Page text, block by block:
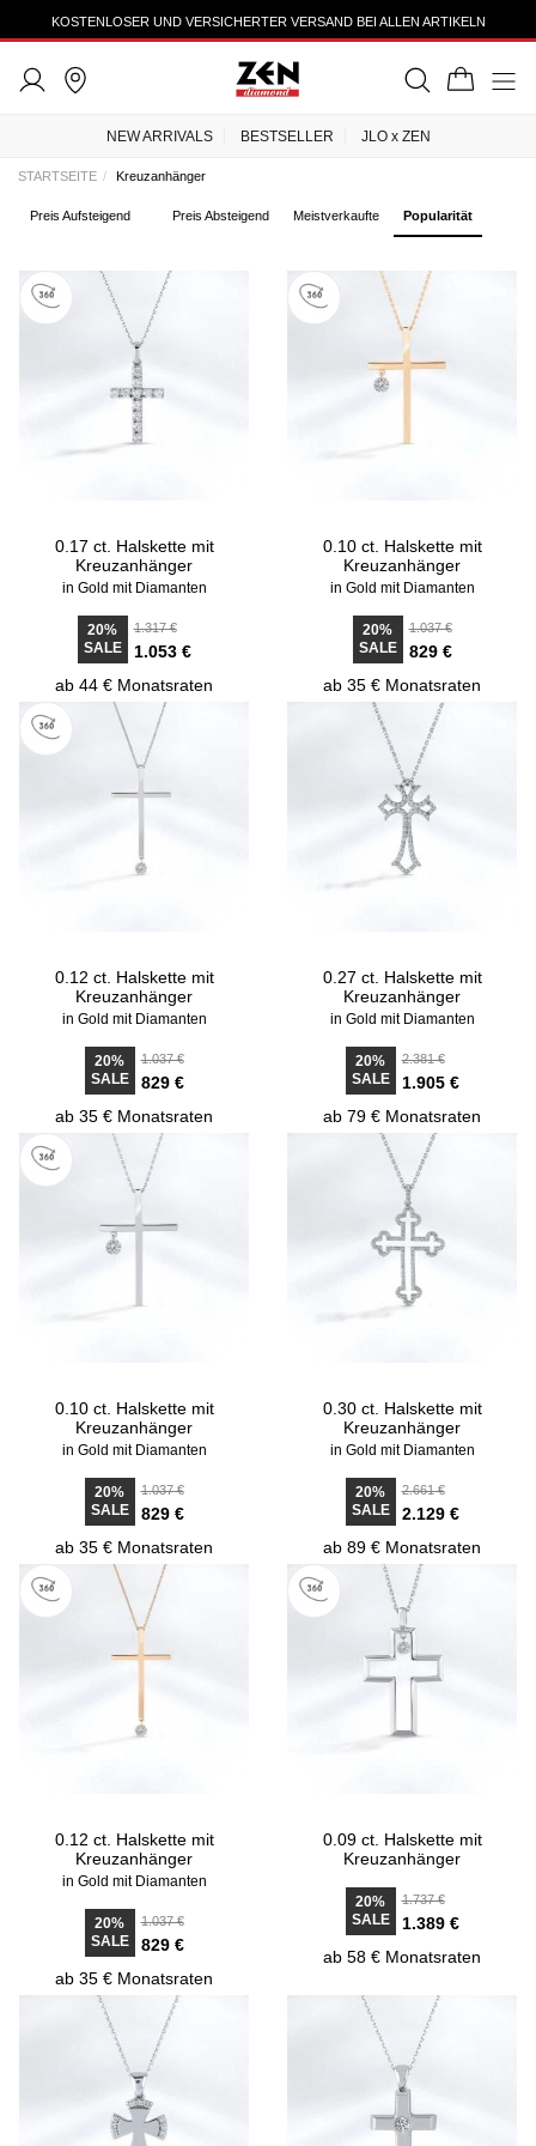
KOSTENLOSER UND VERSICHERTER VERSAND BEI ALLEN ARTIKELN
NEW ARRIVALS BESTSELLER JLO x ZEN
STARTSEITE Kreuzanhänger
Preis Aufsteigend Preis Absteigend Meistverkaufte Popularität
0.17 ct. Halskette mit
Kreuzanhänger
in Gold mit Diamanten
20%
SALE
1.317 €
1.053 €
ab 44 € Monatsraten
0.10 ct. Halskette mit
Kreuzanhänger
in Gold mit Diamanten
20%
SALE
1.037 €
829 €
ab 35 € Monatsraten
0.12 ct. Halskette mit
Kreuzanhänger
in Gold mit Diamanten
20%
SALE
1.037 €
829 €
ab 35 € Monatsraten
0.27 ct. Halskette mit
Kreuzanhänger
in Gold mit Diamanten
20%
SALE
2.381 €
1.905 €
ab 79 € Monatsraten
0.10 ct. Halskette mit
Kreuzanhänger
in Gold mit Diamanten
20%
SALE
1.037 €
829 €
ab 35 € Monatsraten
0.30 ct. Halskette mit
Kreuzanhänger
in Gold mit Diamanten
20%
SALE
2.661 €
2.129 €
ab 89 € Monatsraten
0.12 ct. Halskette mit
Kreuzanhänger
in Gold mit Diamanten
20%
SALE
1.037 €
829 €
ab 35 € Monatsraten
0.09 ct. Halskette mit
Kreuzanhänger
20%
SALE
1.737 €
1.389 €
ab 58 € Monatsraten